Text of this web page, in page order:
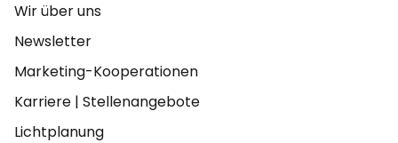
Wir über uns
Newsletter
Marketing-Kooperationen
Karriere | Stellenangebote
Lichtplanung